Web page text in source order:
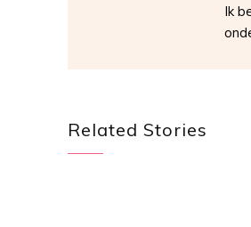
Ik
Related Stories